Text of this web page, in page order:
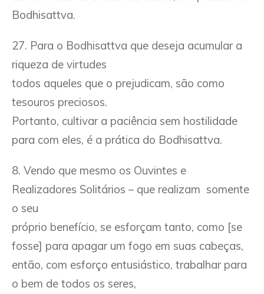
Bodhisattva.
27. Para o Bodhisattva que deseja acumular a
riqueza de virtudes
todos aqueles que o prejudicam, são como
tesouros preciosos.
Portanto, cultivar a paciência sem hostilidade
para com eles, é a prática do Bodhisattva.
8. Vendo que mesmo os Ouvintes e
Realizadores Solitários – que realizam somente
o seu
próprio benefício, se esforçam tanto, como [se
fosse] para apagar um fogo em suas cabeças,
então, com esforço entusiástico, trabalhar para
o bem de todos os seres,